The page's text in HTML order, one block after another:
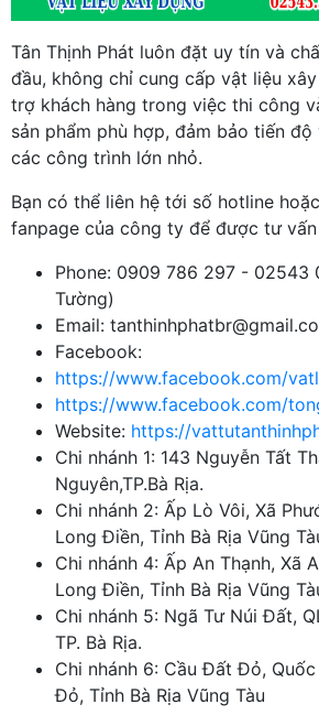
Tân Thịnh Phát luôn đặt uy tín và
đầu, không chỉ cung cấp vật liệu
trợ khách hàng trong việc thi công
sản phẩm phù hợp, đảm bảo tiến
các công trình lớn nhỏ.
Bạn có thể liên hệ tới số hotline
fanpage của công ty để được tư
Phone: 0909 786 297 - 02543
Tường)
Email:
Facebook:
https://www.facebook.com/
https://www.facebook.com/
Website: https://
Chi nhánh 1: 143 Nguyễn Tất
Nguyên,TP.Bà Rịa.
Chi nhánh 2: Ấp Lò Vôi, Xã
Long Điền, Tỉnh Bà Rịa Vũng
Chi nhánh 4: Ấp An Thạnh, Xã
Long Điền, Tỉnh Bà Rịa Vũng
Chi nhánh 5: Ngã Tư Núi Đất,
TP. Bà Rịa.
Chi nhánh 6: Cầu Đất Đỏ,
Đỏ, Tỉnh Bà Rịa Vũng Tàu